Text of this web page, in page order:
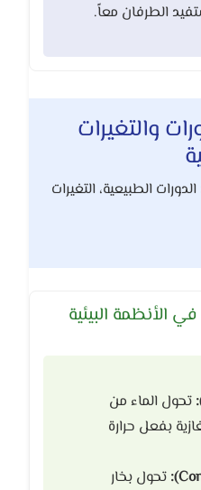
الطرفان معاً.
والتغيرات
الدورات الطبيعية، التغيرات
في الأنظمة البيئية
تحول الماء من
بفعل حرارة
تحول بخار